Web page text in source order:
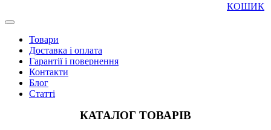
КОШИК
Товари
Доставка і оплата
Гарантії і повернення
Контакти
Блог
Статті
КАТАЛОГ ТОВАРІВ